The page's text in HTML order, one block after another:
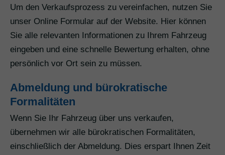
Um den Verkaufsprozess zu vereinfachen, nutzen Sie
unser Online Formular auf der Website. Hier können
Sie alle relevanten Informationen zu Ihrem Fahrzeug
eingeben und eine schnelle Bewertung erhalten, ohne
persönlich vor Ort sein zu müssen.
Abmeldung und bürokratische
Formalitäten
Wenn Sie Ihr Fahrzeug über uns verkaufen,
übernehmen wir alle bürokratischen Formalitäten,
einschließlich der Abmeldung. Dies erspart Ihnen Zeit